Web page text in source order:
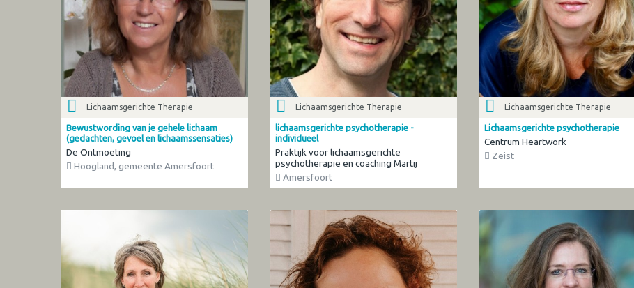
Lichaamsgerichte Therapie
Bewustwording van je gehele lichaam
(gedachten, gevoel en lichaamssensaties)
De Ontmoeting
Hoogland, gemeente Amersfoort
Lichaamsgerichte Therapie
lichaamsgerichte psychotherapie -
individueel
Praktijk voor lichaamsgerichte
psychotherapie en coaching Martij
Amersfoort
Lichaamsgerichte Therapie
Lichaamsgerichte psychotherapie
Centrum Heartwork
Zeist